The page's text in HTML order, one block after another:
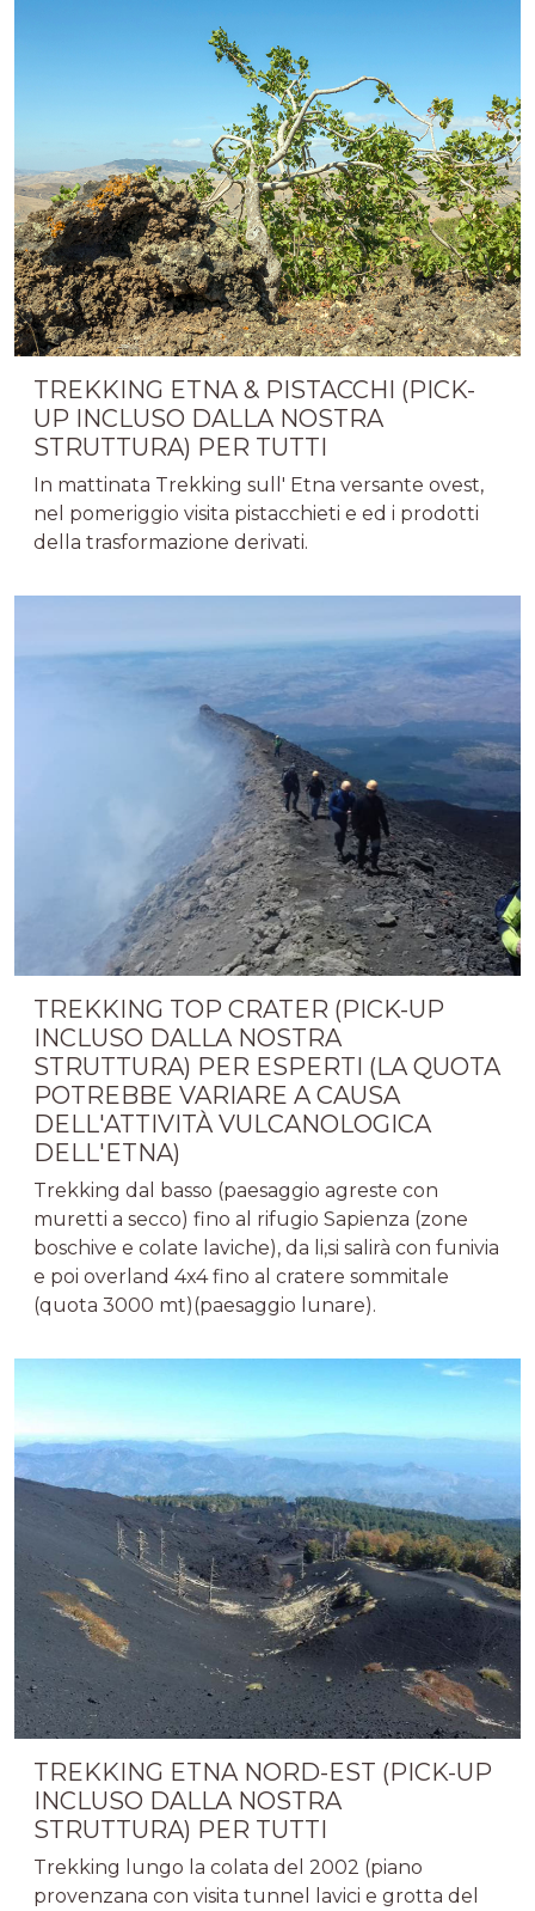
TREKKING ETNA & PISTACCHI (PICK-
UP INCLUSO DALLA NOSTRA
STRUTTURA) PER TUTTI
In mattinata Trekking sull' Etna versante ovest,
nel pomeriggio visita pistacchieti e ed i prodotti
della trasformazione derivati.
TREKKING TOP CRATER (PICK-UP
INCLUSO DALLA NOSTRA
STRUTTURA) PER ESPERTI (LA QUOTA
POTREBBE VARIARE A CAUSA
DELL'ATTIVITÀ VULCANOLOGICA
DELL'ETNA)
Trekking dal basso (paesaggio agreste con
muretti a secco) fino al rifugio Sapienza (zone
boschive e colate laviche), da li,si salirà con funivia
e poi overland 4x4 fino al cratere sommitale
(quota 3000 mt)(paesaggio lunare).
TREKKING ETNA NORD-EST (PICK-UP
INCLUSO DALLA NOSTRA
STRUTTURA) PER TUTTI
Trekking lungo la colata del 2002 (piano
provenzana con visita tunnel lavici e grotta del